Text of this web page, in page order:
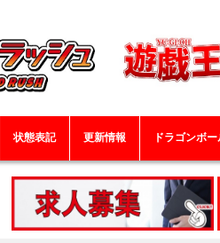
状態表記 更新情報 ドラゴンボ